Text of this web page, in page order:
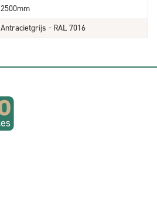
2500mm
Antracietgrijs - RAL 7016